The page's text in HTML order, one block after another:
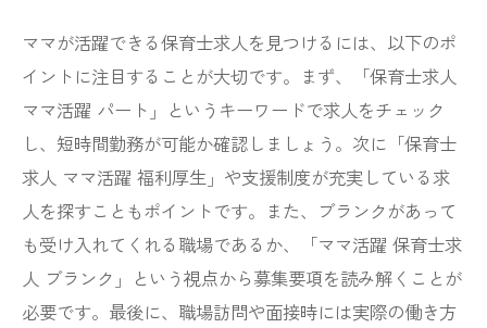
ママが活躍できる保育士求人を見つけるには、以下のポ
イントに注目することが大切です。まず、「保育士求人
ママ活躍 パート」というキーワードで求人をチェック
し、短時間勤務が可能か確認しましょう。次に「保育士
求人 ママ活躍 福利厚生」や支援制度が充実している求
人を探すこともポイントです。また、ブランクがあって
も受け入れてくれる職場であるか、「ママ活躍 保育士求
人 ブランク」という視点から募集要項を読み解くことが
必要です。最後に、職場訪問や面接時には実際の働き方